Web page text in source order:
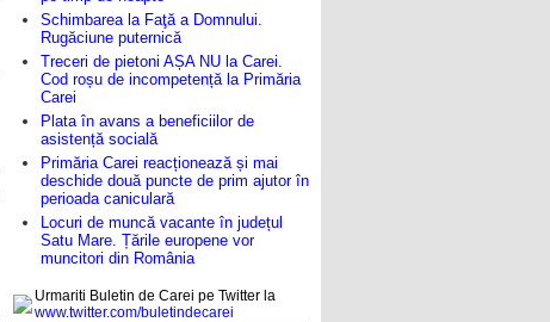
Schimbarea la Faţă a Domnului.
Rugăciune puternică
Treceri de pietoni AȘA NU la Carei.
Cod roșu de incompetență la Primăria
Carei
Plata în avans a beneficiilor de
asistență socială
Primăria Carei reacționează și mai
deschide două puncte de prim ajutor în
perioada caniculară
Locuri de muncă vacante în județul
Satu Mare. Țările europene vor
muncitori din România
Urmariti Buletin de Carei pe Twitter la
www.twitter.com/buletindecarei